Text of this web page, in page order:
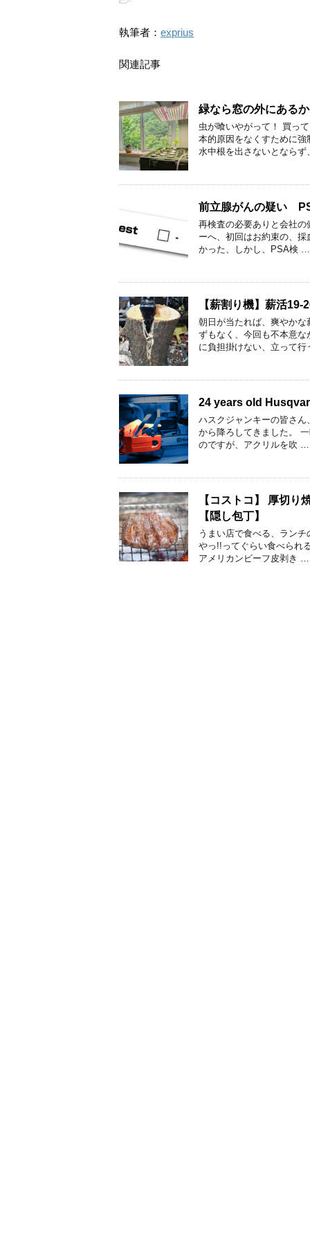
執筆者： exprius
関連記事
緑なら窓の外にある
虫が喰いやがって！ 買っ
本的原因をなくすために
水中根を出さないとなら
前立腺がんの疑い
再検査の必要ありと会社
ーへ、初回はお約束の、
かった、しかし、PSA検 …
【薪割り機】薪活
朝日が当たれば、爽やか
ずもなく、今回も不本意
に負担掛けない、立って
24 years old
ハスクジャンキーの皆さ
から降ろしてきました。
のですが、アクリルを吹 …
【コストコ】 厚切り
【隠し包丁】
うまい店で食べる、ラン
やっ!!ってぐらい食べられ
アメリカンビーフ皮剥き …